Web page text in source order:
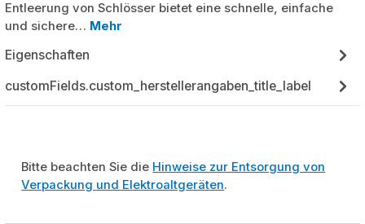
Entleerung von Schlösser bietet eine schnelle, einfache
und sichere… Mehr
Eigenschaften
customFields.custom_herstellerangaben_title_label
Bitte beachten Sie die Hinweise zur Entsorgung von
Verpackung und Elektroaltgeräten.